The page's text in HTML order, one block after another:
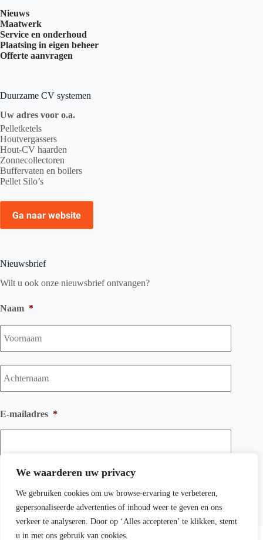
We waarderen uw privacy
We gebruiken cookies om uw browse-ervaring te verbeteren,
gepersonaliseerde advertenties of inhoud weer te geven en ons
verkeer te analyseren. Door op ‘Alles accepteren’ te klikken, stemt
u in met ons gebruik van cookies.
Nieuws
Maatwerk
Service en onderhoud
Plaatsing in eigen beheer
Offerte aanvragen
Duurzame CV systemen
Uw adres voor o.a.
Pelletketels
Houtvergassers
Hout-CV haarden
Zonnecollectoren
Buffervaten en boilers
Pellet Silo’s
Ga naar website
Nieuwsbrief
Wilt u ook onze nieuwsbrief ontvangen?
Naam *
E-mailadres *
Copyright © 2026 Wichink Kruit Kachelspeciaalzaak BV -